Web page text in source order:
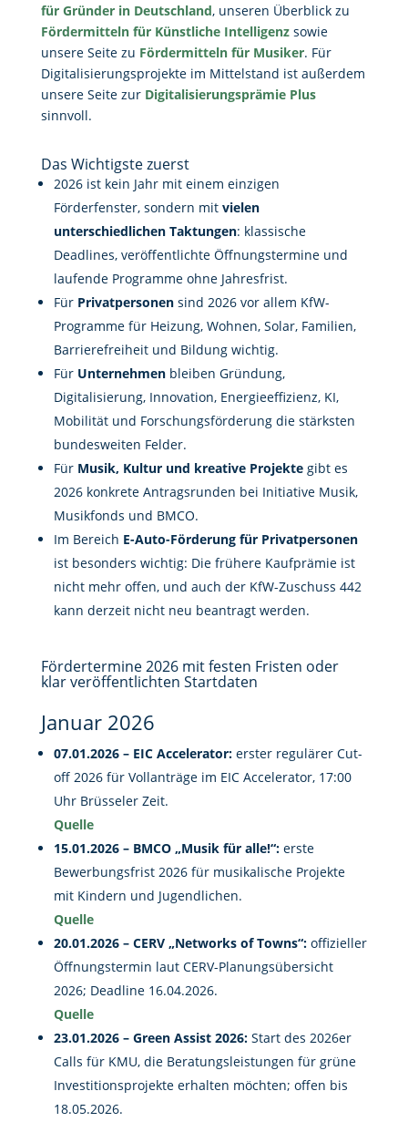
für Gründer in Deutschland, unseren Überblick zu
Fördermitteln für Künstliche Intelligenzsowie
unsere Seite zu Fördermitteln für Musiker. Für
Digitalisierungsprojekte im Mittelstand ist außerdem
unsere Seite zur Digitalisierungsprämie Plus
sinnvoll.
Das Wichtigste zuerst
2026 ist kein Jahr mit einem einzigen
Förderfenster, sondern mit vielen
unterschiedlichen Taktungen: klassische
Deadlines, veröffentlichte Öffnungstermine und
laufende Programme ohne Jahresfrist.
Für Privatpersonensind 2026 vor allem KfW-
Programme für Heizung, Wohnen, Solar, Familien,
Barrierefreiheit und Bildung wichtig.
Für Unternehmenbleiben Gründung,
Digitalisierung, Innovation, Energieeffizienz, KI,
Mobilität und Forschungsförderung die stärksten
bundesweiten Felder.
Für Musik, Kultur und kreative Projektegibt es
2026 konkrete Antragsrunden bei Initiative Musik,
Musikfonds und BMCO.
Im Bereich E-Auto-Förderung für Privatpersonen
ist besonders wichtig: Die frühere Kaufprämie ist
nicht mehr offen, und auch der KfW-Zuschuss 442
kann derzeit nicht neu beantragt werden.
Fördertermine 2026 mit festen Fristen oder
klar veröffentlichten Startdaten
Januar 2026
07.01.2026 – EIC Accelerator:erster regulärer Cut-
off 2026 für Vollanträge im EIC Accelerator, 17:00
Uhr Brüsseler Zeit.
Quelle
15.01.2026 – BMCO „Musik für alle!“:erste
Bewerbungsfrist 2026 für musikalische Projekte
mit Kindern und Jugendlichen.
Quelle
20.01.2026 – CERV „Networks of Towns“:offizieller
Öffnungstermin laut CERV-Planungsübersicht
2026; Deadline 16.04.2026.
Quelle
23.01.2026 – Green Assist 2026:Start des 2026er
Calls für KMU, die Beratungsleistungen für grüne
Investitionsprojekte erhalten möchten; offen bis
18.05.2026.